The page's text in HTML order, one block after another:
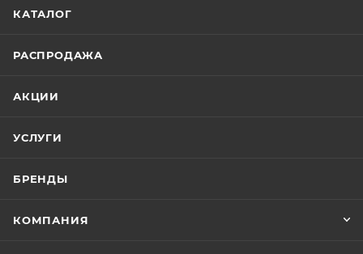
КАТАЛОГ
РАСПРОДАЖА
АКЦИИ
УСЛУГИ
БРЕНДЫ
КОМПАНИЯ